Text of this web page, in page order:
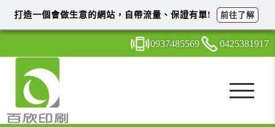
0937485569 0425381917
打造一個會做生意的網站，自帶流量、保證有單! 前往了解